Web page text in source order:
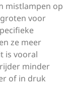
mistlampen op
voor
ze meer
is vooral
minder
of in druk